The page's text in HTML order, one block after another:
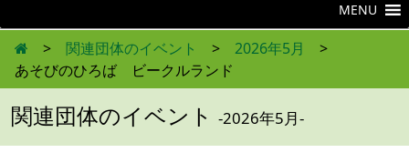
MENU
> 関連団体のイベント > 2026年5月
>
あそびのひろば ビークルランド
関連団体のイベント -2026年5月-